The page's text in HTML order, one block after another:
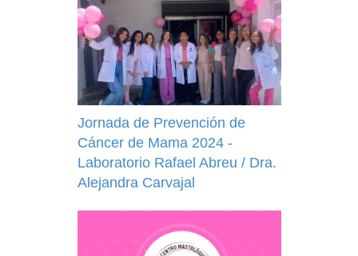
Jornada de Prevención de
Cáncer de Mama 2024 -
Laboratorio Rafael Abreu / Dra.
Alejandra Carvajal